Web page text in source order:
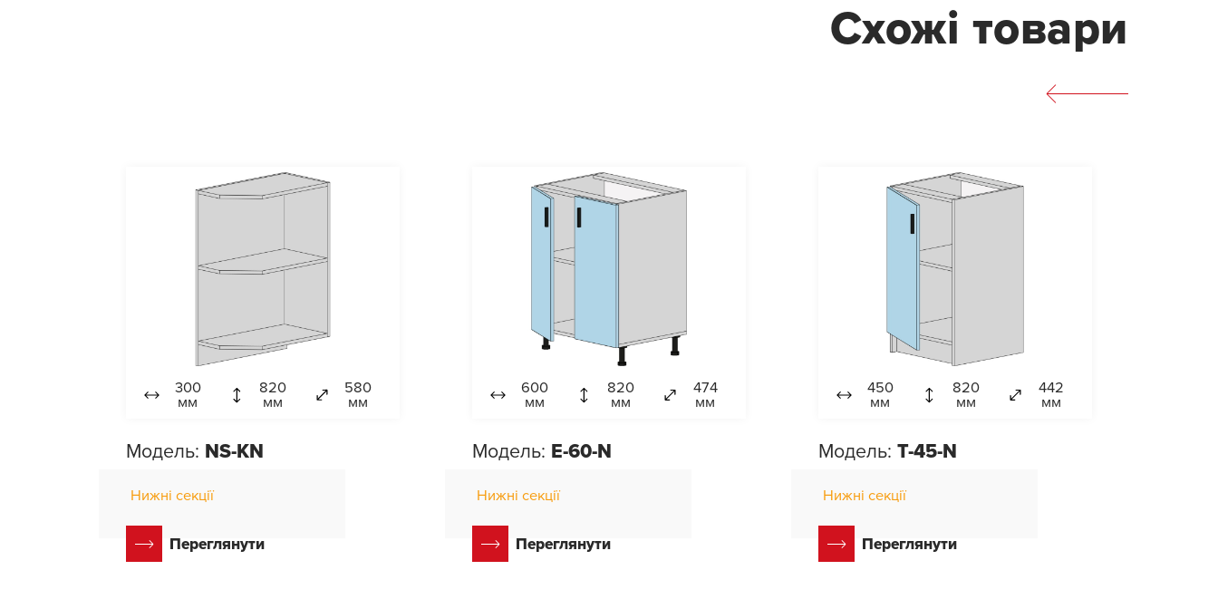
Схожі товари
300
мм
820
мм
580
мм
Модель: NS-KN
Нижні секції
Переглянути
600
мм
820
мм
474
мм
Модель: E-60-N
Нижні секції
Переглянути
450
мм
820
мм
442
мм
Модель: T-45-N
Нижні секції
Переглянути